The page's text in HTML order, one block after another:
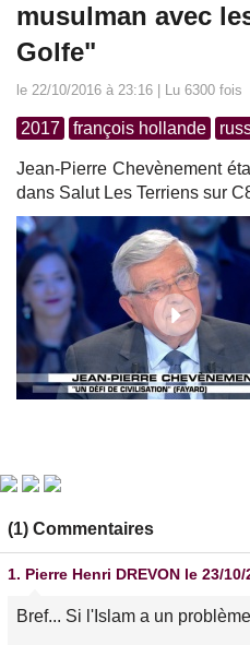
musulman avec
Golfe"
le 22/10/2016 à 23:16 | Lu 6300 fois
2017 françois hollande
Jean-Pierre Chevènement
dans Salut Les Terriens sur
(1) Commentaires
1. Pierre Henri DREVON le 23/10/
Bref... Si l'Islam a un